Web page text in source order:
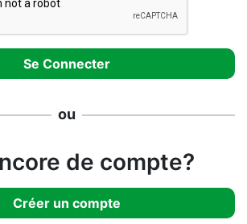
ou
de compte?
Créer un compte